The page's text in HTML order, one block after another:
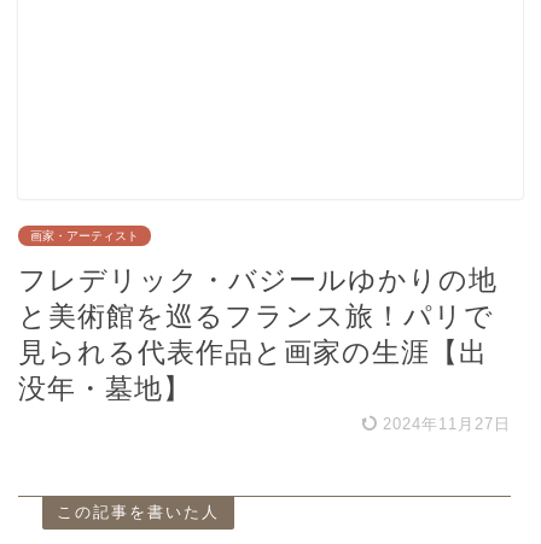
画家・アーティスト
フレデリック・バジールゆかりの地
と美術館を巡るフランス旅！パリで
見られる代表作品と画家の生涯【出
没年・墓地】
2024年11月27日
この記事を書いた人